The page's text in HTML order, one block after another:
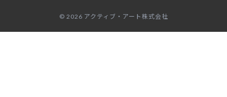
© 2026 アクティブ・アート株式会社